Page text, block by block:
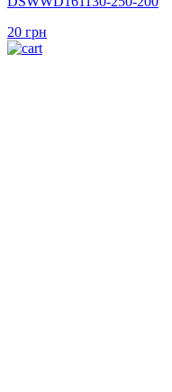
20 грн